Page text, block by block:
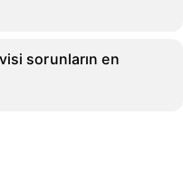
sorunların en